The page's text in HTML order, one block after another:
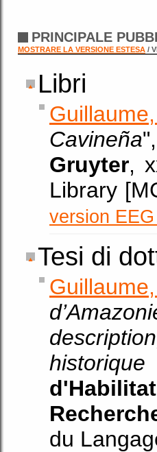
PRINCIPALE
MOSTRARE LA VERSIONE ESTESA /
Libri
Cavineña
Gruyter,
Library
version
Tesi di
du